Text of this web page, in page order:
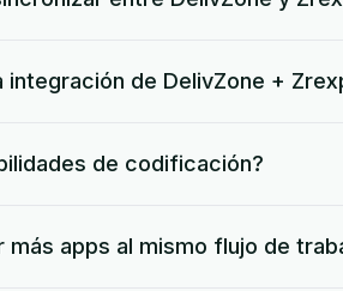
integración de DelivZone +
de codificación?
más apps al mismo flujo de